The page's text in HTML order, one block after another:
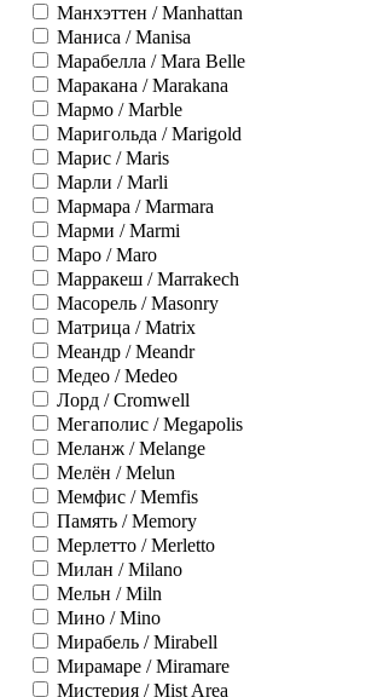
Манхэттен / Manhattan
Маниса / Manisa
Марабелла / Mara Belle
Маракана / Marakana
Мармо / Marble
Маригольда / Marigold
Марис / Maris
Марли / Marli
Мармара / Marmara
Марми / Marmi
Маро / Maro
Марракеш / Marrakech
Масорель / Masonry
Матрица / Matrix
Меандр / Meandr
Медео / Medeo
Лорд / Cromwell
Мегаполис / Megapolis
Меланж / Melange
Мелён / Melun
Мемфис / Memfis
Память / Memory
Мерлетто / Merletto
Милан / Milano
Мельн / Miln
Мино / Mino
Мирабель / Mirabell
Мирамаре / Miramare
Мистерия / Mist Area